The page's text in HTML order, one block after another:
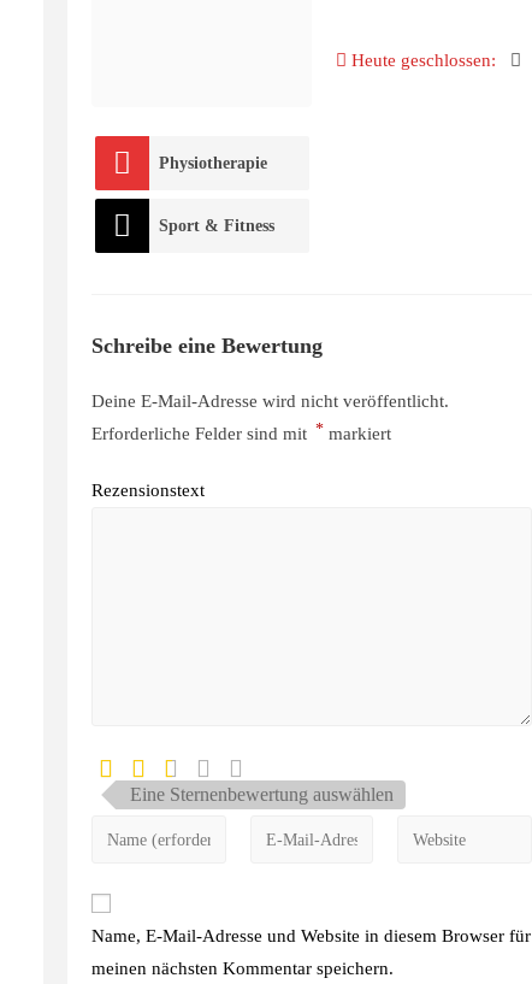
Heute geschlossen:
Physiotherapie
Sport & Fitness
Schreibe eine Bewertung
Deine E-Mail-Adresse wird nicht veröffentlicht.
Erforderliche Felder sind mit *markiert
Rezensionstext
Eine Sternenbewertung auswählen
Name, E-Mail-Adresse und Website in diesem Browser für
meinen nächsten Kommentar speichern.